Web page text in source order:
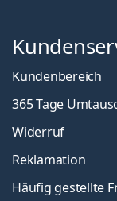
Kundenbereich
365 Tage
Widerruf
Reklamation
Häufig gestellte